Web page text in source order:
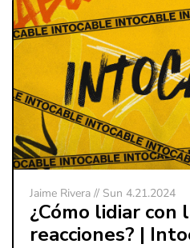
Jaime Rivera // Sun 4.21.2024
¿Cómo lidiar con
reacciones? |